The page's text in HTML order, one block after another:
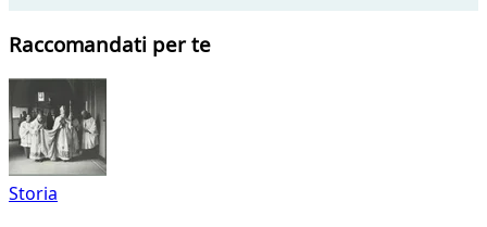
Raccomandati per te
Storia